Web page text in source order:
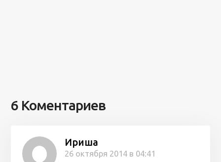
6 Коментариев
Ириша
26 октября 2014 в 04:41